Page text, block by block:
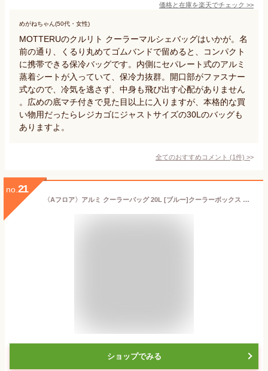
価格と在庫を楽天でチェック >>
めがねちゃん(50代・女性)
MOTTERUのクルリト クーラーマルシェバッグはいかが。名
前の通り、くるり丸めてゴムバンドで留めると、コンパクト
に携帯できる保冷バッグです。内側にセパレート式のアルミ
蒸着シートが入っていて、保冷力抜群。開口部がファスナー
式なので、冷気を逃さず、中身も飛び出す心配がありません
。広めの底マチ付きで見た目以上に入りますが、本格的な買
い物用だったらレジカゴにジャストサイズの30Lのバッグも
ありますよ。
全てのおすすめコメント (1件) >
no. 21
〈Aフロア〉アルミ クーラーバッグ 20L [ブルー]クーラーボックス 折りたたみ スポーツ おしゃれ 夏 レジャー 保冷 保冷バッグ 保冷ボックス＜br＞
ショップでみる